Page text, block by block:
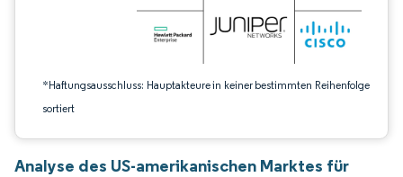
*Haftungsausschluss: Hauptakteure in keiner bestimmten Reihenfolge
sortiert
Analyse des US-amerikanischen Marktes für